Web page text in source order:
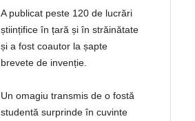
A publicat peste 120 de lucrări
științifice în țară și în străinătate
și a fost coautor la șapte
brevete de invenție.
Un omagiu transmis de o fostă
studentă surprinde în cuvinte